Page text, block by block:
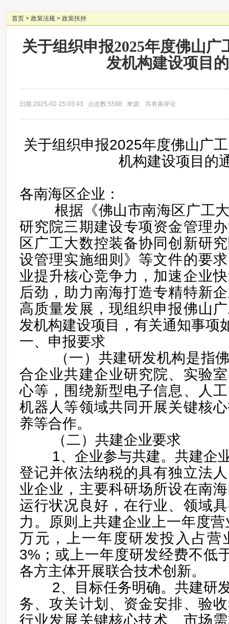
首页 > 政策法规 > 政策扶持
关于组织申报2025年度佛山广
发机构建设项目
日期:2025-02-25 03:43 点击数:5588 来源: 共有条评论
关于组织申报2025年度佛山广
机构建设项目的
各南海区企业：
根据《佛山市南海区广工大
研究院三期建设专项资金管理
区广工大数控装备协同创新研
设管理实施细则》等文件的要
业提升核心竞争力，加速企业
后劲，助力南海打造专精特新
高质量发展，现组织申报佛山
发机构建设项目，有关通知事项
一、申报要求
（一）共建研发机构是指佛
合企业共建企业研究院、实验
心等，围绕新型电子信息、人
机器人等领域共同开展关键核
养等合作。
（二）共建企业要求
1、企业参与共建。共建企业
登记并依法纳税的具有独立法
业企业，主要科研场所设在南
运行状况良好，在行业、领域
力。原则上共建企业上一年度
万元，上一年度研发投入占营
3%；或上一年度研发经费不低
各方主体开展联合技术创新。
2、目标任务明确。共建研发
务、攻关计划、资金安排、验
行业发展关键核心技术、市场